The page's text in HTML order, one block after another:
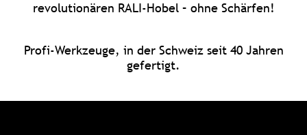
revolutionären RALI-Hobel – ohne Schärfen!
Profi-Werkzeuge, in der Schweiz seit 40 Jahren
gefertigt.